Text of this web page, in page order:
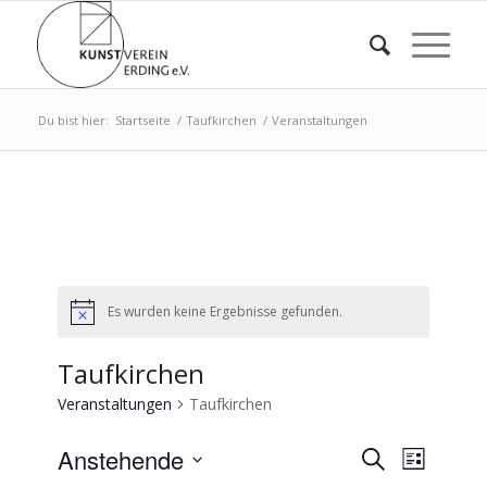
Du bist hier: Startseite / Taufkirchen / Veranstaltungen
Es wurden keine Ergebnisse gefunden.
Taufkirchen
Veranstaltungen Taufkirchen
SucheListe
Anstehende